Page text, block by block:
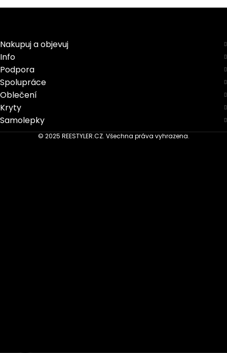
Nakupuj a objevuj
Info
Podpora
Spolupráce
Oblečení
Kryty
Samolepky
© 2025 REESTYLER.CZ. Všechna práva vyhrazena.